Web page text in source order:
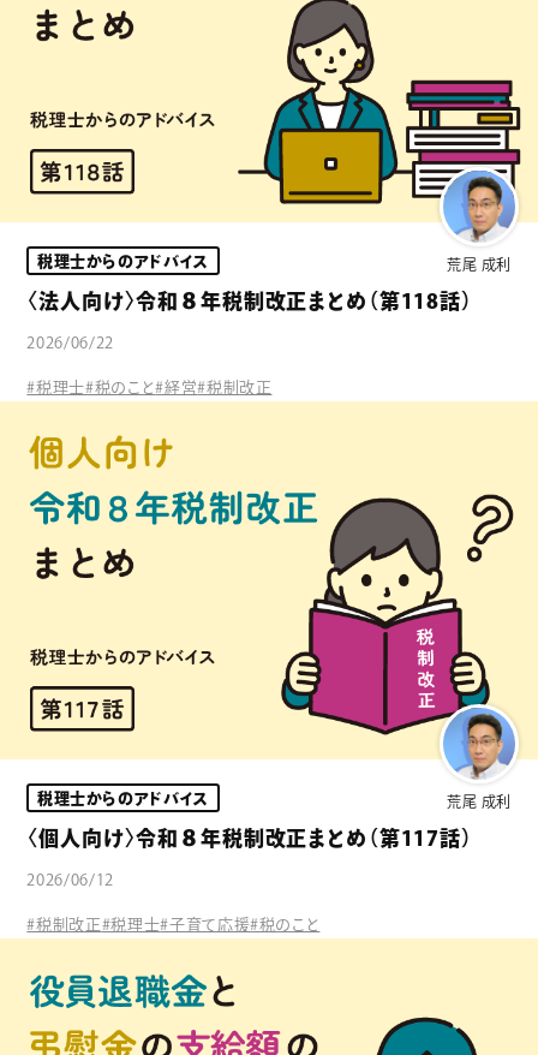
荒尾 成利
税理士からのアドバイス
〈法人向け〉令和８年税制改正まとめ（第118話）
2026/06/22
#税理士#税のこと#経営#税制改正
荒尾 成利
税理士からのアドバイス
〈個人向け〉令和８年税制改正まとめ（第117話）
2026/06/12
#税制改正#税理士#子育て応援#税のこと